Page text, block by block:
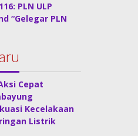
PLN ULP
“Gelegar PLN
Cepat
Kecelakaan
Listrik